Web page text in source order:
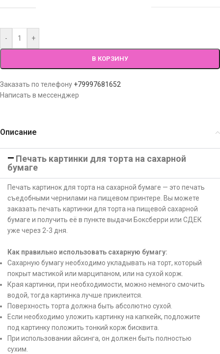
- +
В КОРЗИНУ
Заказать по телефону +79997681652
Написать в мессенджер
Описание
Печать картинки для торта на сахарной
бумаге
Печать картинок для торта на сахарной бумаге — это печать
съедобными чернилами на пищевом принтере. Вы можете
заказать печать картинки для торта на пищевой сахарной
бумаге и получить её в пункте выдачи Боксберри или СДЕК
уже через 2-3 дня.
Как правильно использовать сахарную бумагу:
Сахарную бумагу необходимо укладывать на торт, который
покрыт мастикой или марципаном, или на сухой корж.
Края картинки, при необходимости, можно немного смочить
водой, тогда картинка лучше приклеится.
Поверхность торта должна быть абсолютно сухой.
Если необходимо уложить картинку на капкейк, подложите
под картинку положить тонкий корж бисквита.
При использовании айсинга, он должен быть полностью
сухим.